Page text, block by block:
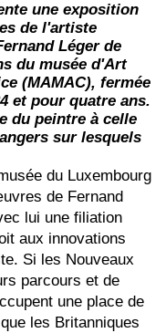
une exposition
de l'artiste
Léger de
du musée d'Art
(MAMAC), fermée
et pour quatre ans.
du peintre à celle
sur lesquels
du Luxembourg
de Fernand
lui une filiation
aux innovations
Si les Nouveaux
parcours et de
une place de
les Britanniques